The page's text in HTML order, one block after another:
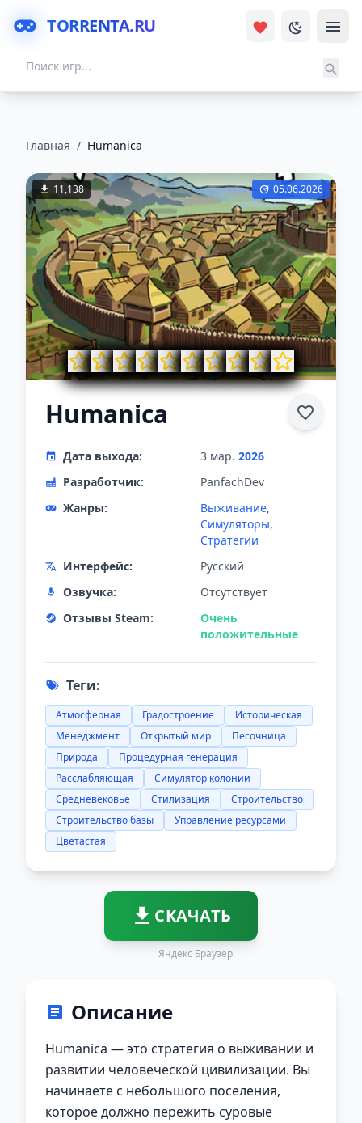
TORRENTA.RU
Главная / Humanica
11,138 05.06.2026
Humanica
Дата выхода: 3 мар. 2026
Разработчик:
PanfachDev
Жанры:
Выживание,
Симуляторы,
Стратегии
Интерфейс:
Русский
Озвучка:
Отсутствует
Отзывы Steam:
Очень
положительные
Теги:
Атмосферная Градостроение
Историческая
Менеджмент
Открытый мир
Песочница
Природа
Процедурная генерация
Расслабляющая
Симулятор колонии
Средневековье
Стилизация
Строительство
Строительство базы
Управление ресурсами
Цветастая
СКАЧАТЬ
Яндекс Браузер
Описание
Humanica — это стратегия о выживании и
развитии человеческой цивилизации. Вы
начинаете с небольшого поселения,
которое должно пережить суровые